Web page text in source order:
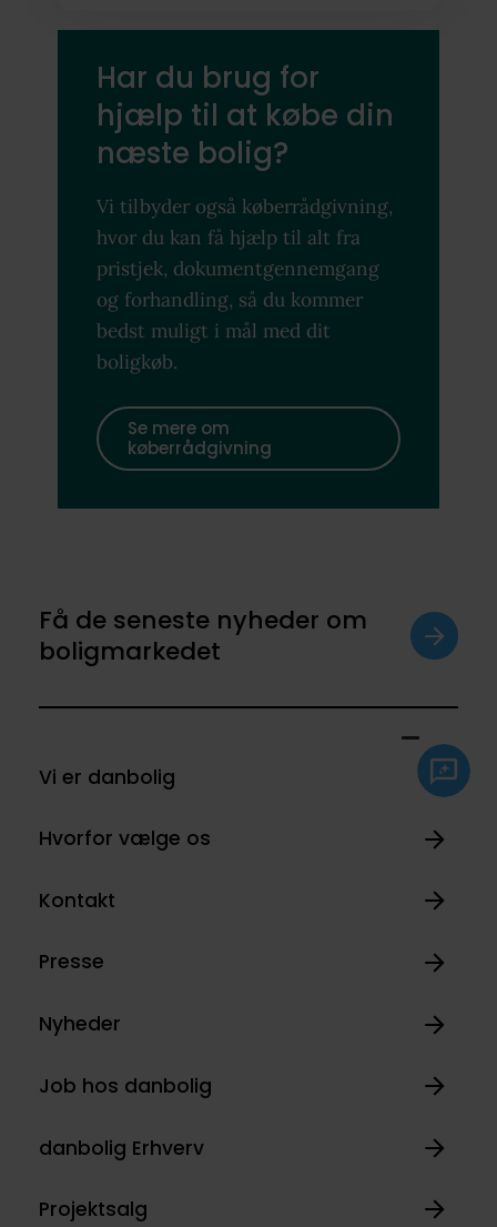
Har du brug for
hjælp til at købe din
næste bolig?
Vi tilbyder også køberrådgivning,
hvor du kan få hjælp til alt fra
pristjek, dokumentgennemgang
og forhandling, så du kommer
bedst muligt i mål med dit
boligkøb.
Se mere om
køberrådgivning
Få de seneste nyheder om
boligmarkedet
Vi er danbolig
Hvorfor vælge os
Kontakt
Presse
Nyheder
Job hos danbolig
danbolig Erhverv
Projektsalg